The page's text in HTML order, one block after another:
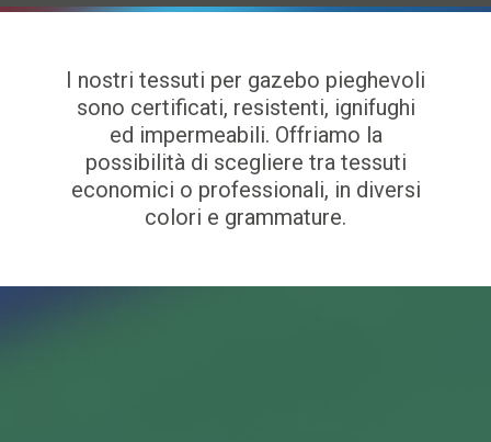
I nostri tessuti per gazebo pieghevoli
sono certificati, resistenti, ignifughi
ed impermeabili. Offriamo la
possibilità di scegliere tra tessuti
economici o professionali, in diversi
colori e grammature.